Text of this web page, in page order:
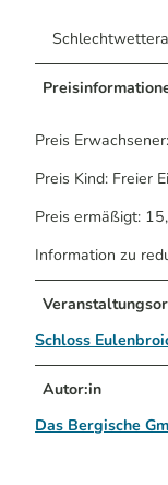
Preis
Preis Kind: Freier
Preis ermäßigt:
Information zu
Schloss
Autor:in
Das Bergische